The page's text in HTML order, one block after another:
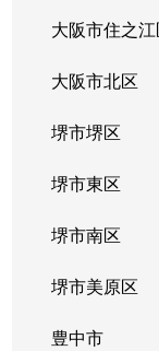
大阪市住之
大阪市北区
堺市堺区
堺市東区
堺市南区
堺市美原区
豊中市